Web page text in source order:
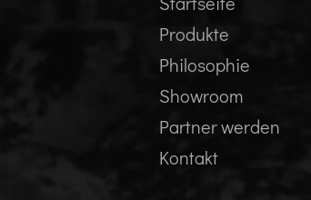
Produkte
Philosophie
Showroom
Partner werden
Kontakt